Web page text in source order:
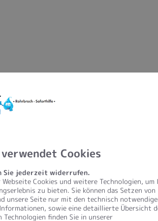
PHÖNIX –
Cookies
Sie jederzeit widerrufen.
Cookies und weitere Technologien, um
zu bieten. Sie können das Setzen von
unsere Seite nur mit den technisch
sowie eine detaillierte Übersicht
finden Sie in unserer